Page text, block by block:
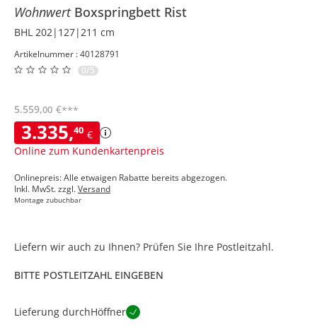
Wohnwert Boxspringbett Rist
BHL 202|127|211 cm
Artikelnummer : 40128791
0/5
3.335,40 €
Online zum Kundenkartenpreis
5.559,00 €***
Onlinepreis: Alle etwaigen Rabatte bereits abgezogen.
Inkl. MwSt. zzgl.Versand
Montage zubuchbar
Liefern wir auch zu Ihnen? Prüfen Sie Ihre Postleitzahl.
BITTE POSTLEITZAHL EINGEBEN
Lieferung durchHöffner